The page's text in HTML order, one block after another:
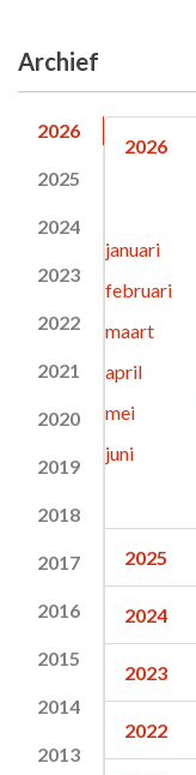
Archief
2026
2025
2024
2023
2022
2021
2020
2019
2018
2017
2016
2015
2014
2013
2026
januari
februari
maart
april
mei
juni
2025
2024
2023
2022